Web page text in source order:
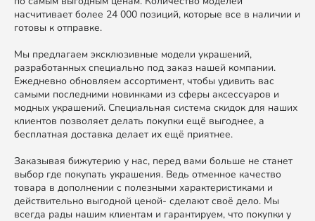
насчитивает более 24 000 позиций, которые все в наличии и
готовы к отправке.
Мы предлагаем эксклюзивные модели украшений,
разработанных специально под заказ нашей компании.
Ежедневно обновляем ассортимент, чтобы удивить вас
самыми последними новинками из сферы аксессуаров и
модных украшений. Специальная система скидок для наших
клиентов позволяет делать покупки ещё выгоднее, а
бесплатная доставка делает их ещё приятнее.
Заказывая бижутерию у нас, перед вами больше не станет
выбор где покупать украшения. Ведь отменное качество
товара в дополнении с полезными характеристиками и
действительно выгодной ценой- сделают своё дело. Мы
всегда рады нашим клиентам и гарантируем, что покупки у